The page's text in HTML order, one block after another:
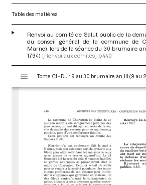
Table des matières
Renvoi au comité de Salut public de la
du conseil général de la commune de
Marne), lors de la séance du 30 brumaire
1794) [Renvoi aux comités] p.440
s
Tome CI - Du 19 au 30 brumaire an III (9 au